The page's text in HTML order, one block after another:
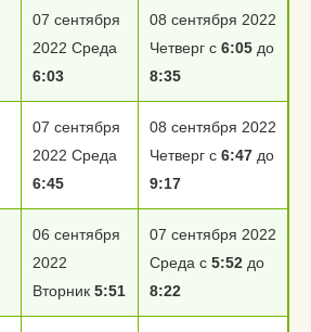
07 сентября
2022 Среда
6:03
08 сентября 2022
Четверг с 6:05 до
8:35
07 сентября
2022 Среда
6:45
08 сентября 2022
Четверг с 6:47 до
9:17
06 сентября
2022
Вторник 5:51
07 сентября 2022
Среда с 5:52 до
8:22